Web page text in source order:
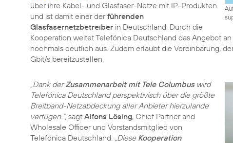
über ihre Kabel- und Glasfaser-Netze mit IP-Produkten
und ist damit einer derführenden
Glasfasernetzbetreiber in Deutschland. Durch die
Kooperation weitet Telefónica Deutschland das Angebot
nochmals deutlich aus. Zudem erlaubt die Vereinbarung,
Gbit/s bereitzustellen.
„Dank derZusammenarbeit mit Tele Columbuswird
Telefónica Deutschland perspektivisch über die größte
Breitband-Netzabdeckung aller Anbieter hierzulande
verfügen.“, sagt Alfons Lösing, Chief Partner and
Wholesale Officer und Vorstandsmitglied von
Telefónica Deutschland. „Diese Kooperation